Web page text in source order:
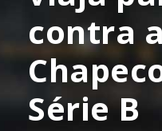
contra a
Série B